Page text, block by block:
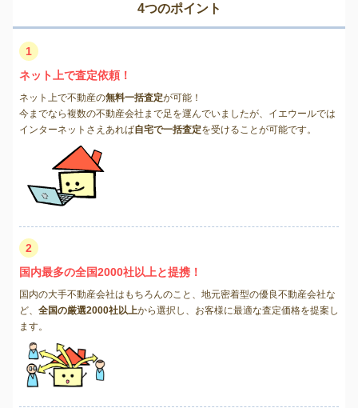
4つのポイント
1
ネット上で査定依頼！
ネット上で不動産の無料一括査定が可能！
今までなら複数の不動産会社まで足を運んでいましたが、イエウールでは
インターネットさえあれば自宅で一括査定を受けることが可能です。
2
国内最多の全国2000社以上と提携！
国内の大手不動産会社はもちろんのこと、地元密着型の優良不動産会社な
ど、 全国の厳選2000社以上から選択し、お客様に最適な査定価格を提案し
ます。